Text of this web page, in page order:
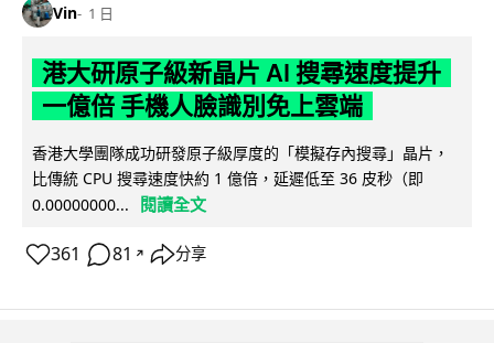
Vin 1 日
港大研原子級新晶片 AI 搜尋速度提升
一億倍 手機人臉識別免上雲端
香港大學團隊成功研發原子級厚度的「模擬存內搜尋」晶片，
比傳統 CPU 搜尋速度快約 1 億倍，延遲低至 36 皮秒（即
0.00000000...
閱讀全文
361 81 ↗ 分享